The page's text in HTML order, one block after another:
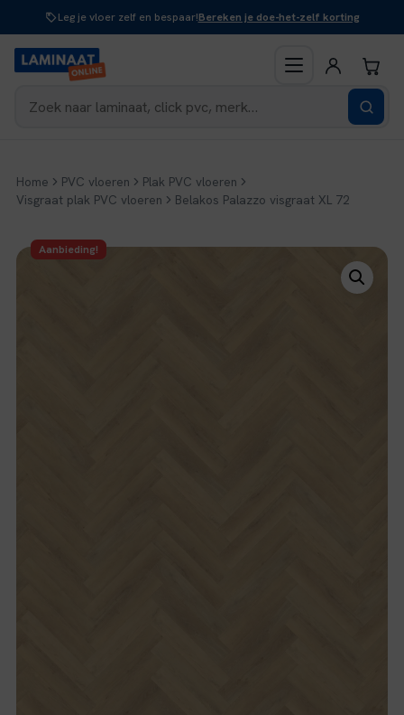
inhoud
Leg je vloer zelf en bespaar!Bereken je doe-het-zelf korting
Home PVC vloeren
Plak PVC vloeren
Visgraat plak PVC vloeren
Belakos Palazzo visgraat XL 72
Aanbieding!